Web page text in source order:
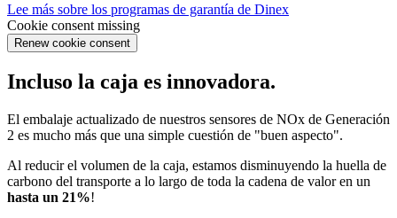
Lee más sobre los programas de garantía de Dinex
Cookie consent missing
Renew cookie consent
Incluso la caja es innovadora.
El embalaje actualizado de nuestros sensores de NOx de Generación
2 es mucho más que una simple cuestión de "buen aspecto".
Al reducir el volumen de la caja, estamos disminuyendo la huella de
carbono del transporte a lo largo de toda la cadena de valor en un
hasta un 21%!